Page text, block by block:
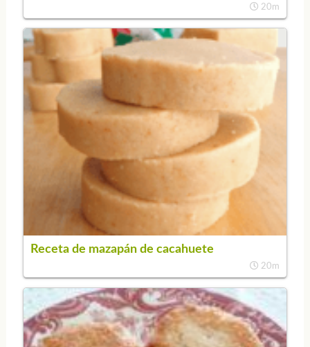
20m
Receta de mazapán de cacahuete
20m